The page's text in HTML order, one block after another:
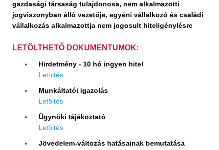
gazdasági társaság tulajdonosa, nem alkalmazotti
jogviszonyban álló vezetője, egyéni vállalkozó és családi
vállalkozás alkalmazottja nem jogosult hiteligénylésre
LETÖLTHETŐ DOKUMENTUMOK:
Hirdetmény - 10 hó ingyen hitel
Letöltés
Munkáltatói igazolás
Letöltés
Ügynöki tájékoztató
Letöltés
Jövedelem-változás hatásainak bemutatása